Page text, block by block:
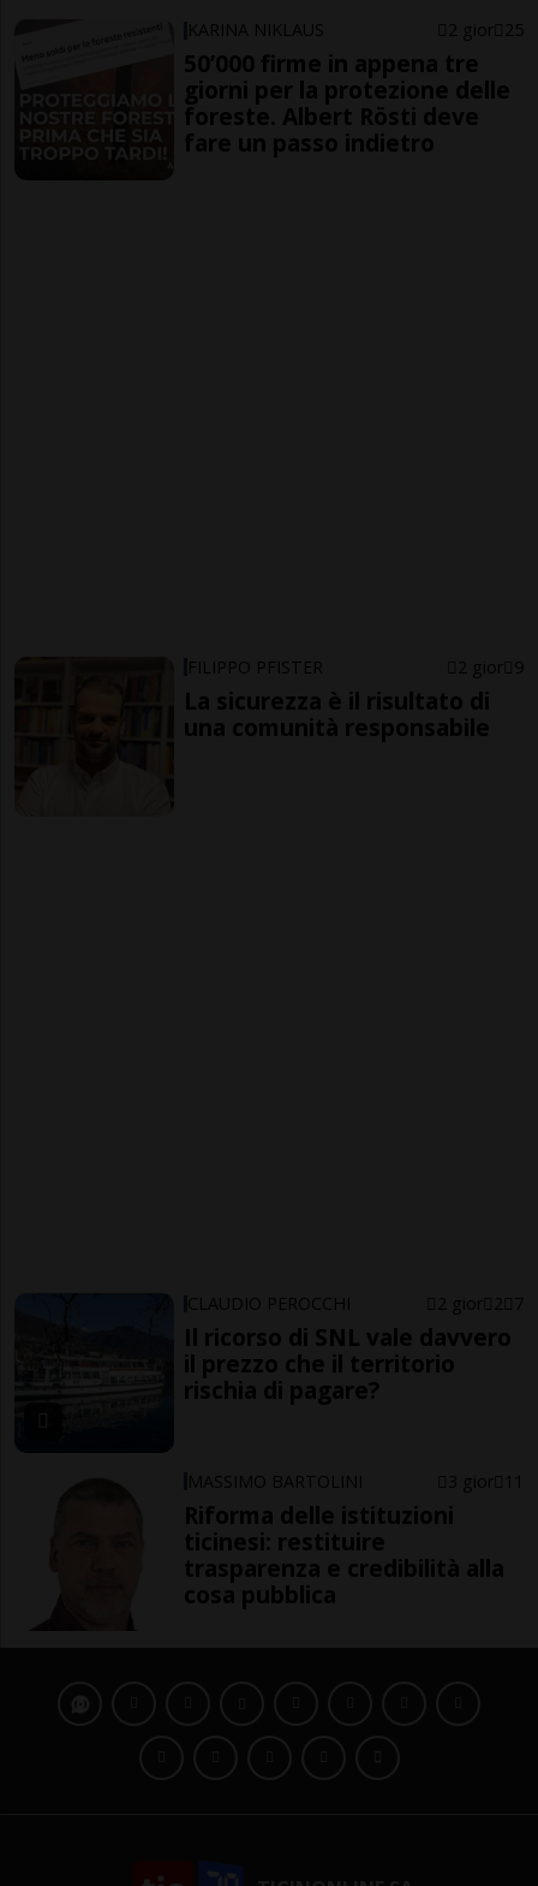
KARINA NIKLAUS 2 gior 25
50’000 firme in appena tre
giorni per la protezione delle
foreste. Albert Rösti deve
fare un passo indietro
FILIPPO PFISTER 2 gior 9
La sicurezza è il risultato di
una comunità responsabile
CLAUDIO PEROCCHI 2 gior 2 7
Il ricorso di SNL vale davvero
il prezzo che il territorio
rischia di pagare?
MASSIMO BARTOLINI 3 gior 11
Riforma delle istituzioni
ticinesi: restituire
trasparenza e credibilità alla
cosa pubblica